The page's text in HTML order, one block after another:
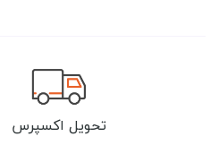
تحویل اکسپرس